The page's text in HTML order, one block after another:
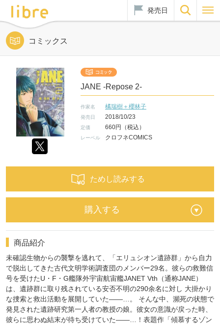
発売日
コミックス
JANE -Repose 2-
作家名 橘瑞樹＋櫻林子
発売日 2018/10/23
定価 660円（税込）
レーベル クロフネCOMICS
ためし読みする
購入する
商品紹介
未確認生物からの襲撃を逃れて、「エリュシオン遺跡群」から自力
で脱出してきた古代文明学術調査団のメンバー29名。彼らの救難信
号を受けたU・F・G艦隊外宇宙航宙艦JANET Vth（通称JANE）
は、遺跡群に取り残されている安否不明の290余名に対し 大掛かり
な捜索と救出活動を展開していた――…。 そんな中、瀕死の状態で
発見された遺跡研究第一人者の教授の娘。彼女の意識が戻った時、
彼らに思わぬ結末が待ち受けていた――…！表題作「傾慕するゾン